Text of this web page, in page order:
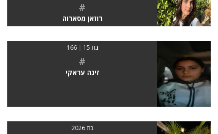
#
רוזאן מסארוה
בת 15 | 166
#
זינה עראקי
בת 2026